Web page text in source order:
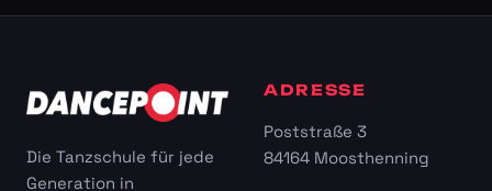
Die Tanzschule für jede
Generation in
ADRESSE
Poststraße 3
84164 Moosthenning